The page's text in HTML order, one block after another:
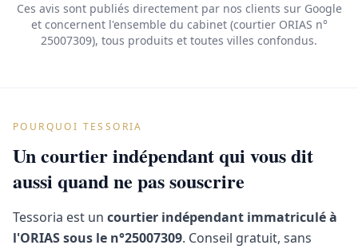
Ces avis sont publiés directement par nos clients sur Google
et concernent l'ensemble du cabinet (courtier ORIAS n°
25007309), tous produits et toutes villes confondus.
POURQUOI TESSORIA
Un courtier indépendant qui vous dit
aussi quand ne pas souscrire
Tessoria est un courtier indépendant immatriculé à
l'ORIAS sous le n°25007309. Conseil gratuit, sans